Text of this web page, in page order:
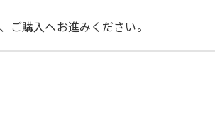
ご購入へお進みください。